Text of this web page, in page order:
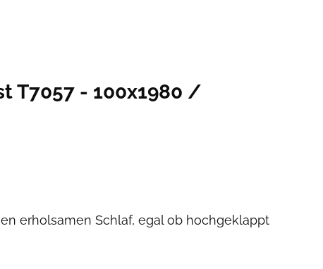
T7057 - 100x1980 /
erholsamen Schlaf, egal ob hochgeklappt